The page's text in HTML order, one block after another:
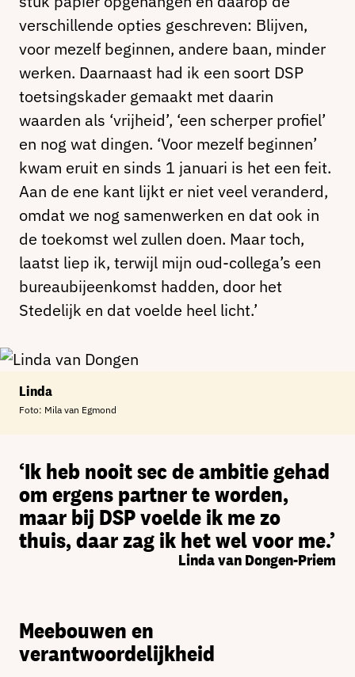
verschillende opties geschreven: Blijven,
voor mezelf beginnen, andere baan, minder
werken. Daarnaast had ik een soort DSP
toetsingskader gemaakt met daarin
waarden als ‘vrijheid’, ‘een scherper profiel’
en nog wat dingen. ‘Voor mezelf beginnen’
kwam eruit en sinds 1 januari is het een feit.
Aan de ene kant lijkt er niet veel veranderd,
omdat we nog samenwerken en dat ook in
de toekomst wel zullen doen. Maar toch,
laatst liep ik, terwijl mijn oud-collega’s een
bureaubijeenkomst hadden, door het
Stedelijk en dat voelde heel licht.’
Linda
Foto: Mila van Egmond
‘Ik heb nooit sec de ambitie gehad
om ergens partner te worden,
maar bij DSP voelde ik me zo
thuis, daar zag ik het wel voor me.’
Linda van Dongen-Priem
Meebouwen en
verantwoordelijkheid